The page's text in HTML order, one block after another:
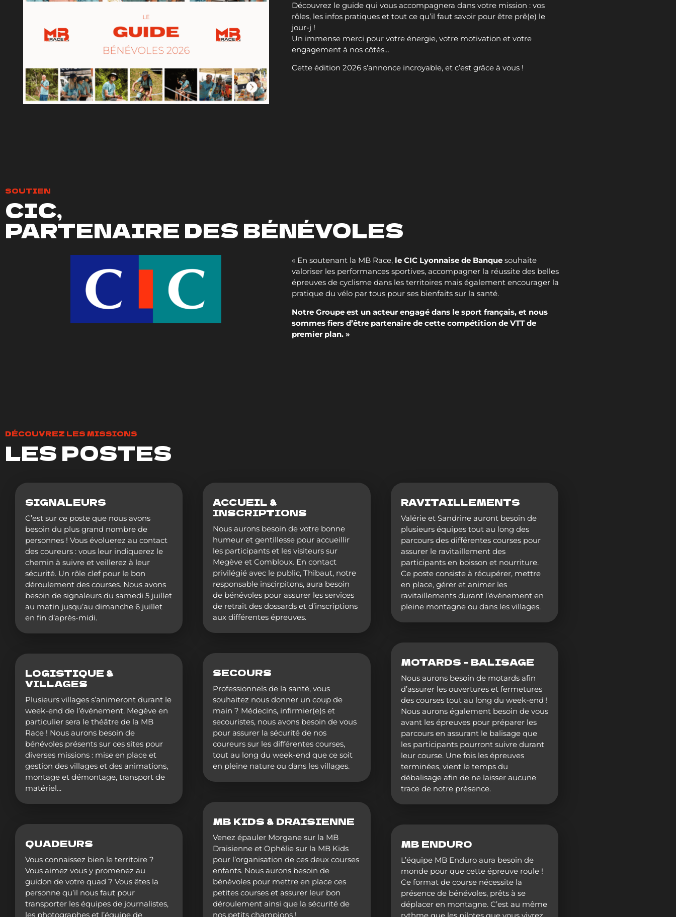
Découvrez le guide qui vous accompagnera dans votre mission : vos
rôles, les infos pratiques et tout ce qu’il faut savoir pour être prê(e) le
jour-j !
Un immense merci pour votre énergie, votre motivation et votre
engagement à nos côtés…
Cette édition 2026 s’annonce incroyable, et c’est grâce à vous !
SOUTIEN
CIC,
PARTENAIRE DES BÉNÉVOLES
« En soutenant la MB Race, le CIC Lyonnaise de Banque souhaite
valoriser les performances sportives, accompagner la réussite des belles
épreuves de cyclisme dans les territoires mais également encourager la
pratique du vélo par tous pour ses bienfaits sur la santé.
Notre Groupe est un acteur engagé dans le sport français, et nous
sommes fiers d’être partenaire de cette compétition de VTT de
premier plan. »
DÉCOUVREZ LES MISSIONS
LES POSTES
SIGNALEURS
C’est sur ce poste que nous avons
besoin du plus grand nombre de
personnes ! Vous évoluerez au contact
des coureurs : vous leur indiquerez le
chemin à suivre et veillerez à leur
sécurité. Un rôle clef pour le bon
déroulement des courses. Nous avons
besoin de signaleurs du samedi 5 juillet
au matin jusqu’au dimanche 6 juillet
en fin d’après-midi.
LOGISTIQUE &
VILLAGES
Plusieurs villages s’animeront durant le
week-end de l’événement. Megève en
particulier sera le théâtre de la MB
Race ! Nous aurons besoin de
bénévoles présents sur ces sites pour
diverses missions : mise en place et
gestion des villages et des animations,
montage et démontage, transport de
matériel...
QUADEURS
Vous connaissez bien le territoire ?
Vous aimez vous y promenez au
guidon de votre quad ? Vous êtes la
personne qu’il nous faut pour
transporter les équipes de journalistes,
les photographes et l’équipe de
ACCUEIL &
INSCRIPTIONS
Nous aurons besoin de votre bonne
humeur et gentillesse pour accueillir
les participants et les visiteurs sur
Megève et Combloux. En contact
privilégié avec le public, Thibaut, notre
responsable inscirpitons, aura besoin
de bénévoles pour assurer les services
de retrait des dossards et d’inscriptions
aux différentes épreuves.
SECOURS
Professionnels de la santé, vous
souhaitez nous donner un coup de
main ? Médecins, infirmier(e)s et
secouristes, nous avons besoin de vous
pour assurer la sécurité de nos
coureurs sur les différentes courses,
tout au long du week-end que ce soit
en pleine nature ou dans les villages.
MB KIDS & DRAISIENNE
Venez épauler Morgane sur la MB
Draisienne et Ophélie sur la MB Kids
pour l’organisation de ces deux courses
enfants. Nous aurons besoin de
bénévoles pour mettre en place ces
petites courses et assurer leur bon
déroulement ainsi que la sécurité de
nos petits champions !
RAVITAILLEMENTS
Valérie et Sandrine auront besoin de
plusieurs équipes tout au long des
parcours des différentes courses pour
assurer le ravitaillement des
participants en boisson et nourriture.
Ce poste consiste à récupérer, mettre
en place, gérer et animer les
ravitaillements durant l’événement en
pleine montagne ou dans les villages.
MOTARDS – BALISAGE
Nous aurons besoin de motards afin
d’assurer les ouvertures et fermetures
des courses tout au long du week-end !
Nous aurons également besoin de vous
avant les épreuves pour préparer les
parcours en assurant le balisage que
les participants pourront suivre durant
leur course. Une fois les épreuves
terminées, vient le temps du
débalisage afin de ne laisser aucune
trace de notre présence.
MB ENDURO
L’équipe MB Enduro aura besoin de
monde pour que cette épreuve roule !
Ce format de course nécessite la
présence de bénévoles, prêts à se
déplacer en montagne. C’est au même